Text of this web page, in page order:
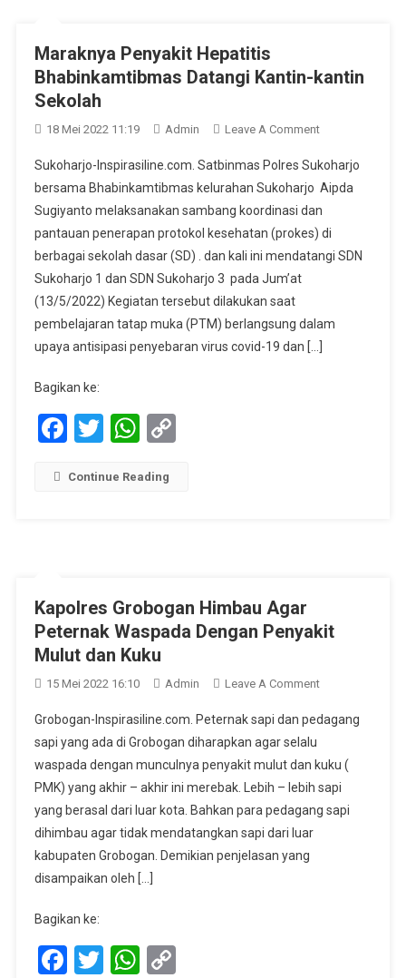
Maraknya Penyakit Hepatitis
Bhabinkamtibmas Datangi Kantin-kantin
Sekolah
18 Mei 2022 11:19 Admin Leave A CommentOn
Penyakit
Hepatitis
Datangi
Kantin-
Sukoharjo-Inspirasiline.com. Satbinmas Polres Sukoharjo
bersama Bhabinkamtibmas kelurahan Sukoharjo Aipda
Sugiyanto melaksanakan sambang koordinasi dan
pantauan penerapan protokol kesehatan (prokes) di
berbagai sekolah dasar (SD) . dan kali ini mendatangi SDN
Sukoharjo 1 dan SDN Sukoharjo 3 pada Jum’at
(13/5/2022) Kegiatan tersebut dilakukan saat
pembelajaran tatap muka (PTM) berlangsung dalam
upaya antisipasi penyebaran virus covid-19 dan […]
Bagikan ke:
Facebook
TwitterWhatsApp
Copy
Continue Reading
Kapolres Grobogan Himbau Agar
Peternak Waspada Dengan Penyakit
Mulut dan Kuku
15 Mei 2022 16:10 Admin Leave A CommentOn
Grobogan
Agar
Peternak
Waspada
Grobogan-Inspirasiline.com. Peternak sapi dan pedagang
sapi yang ada di Grobogan diharapkan agar selalu
waspada dengan munculnya penyakit mulut dan kuku (
PMK) yang akhir – akhir ini merebak. Lebih – lebih sapi
yang berasal dari luar kota. Bahkan para pedagang sapi
dihimbau agar tidak mendatangkan sapi dari luar
kabupaten Grobogan. Demikian penjelasan yang
disampaikan oleh […]
Bagikan ke:
Facebook
TwitterWhatsApp
Copy